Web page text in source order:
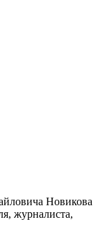
Новикова
журналиста,